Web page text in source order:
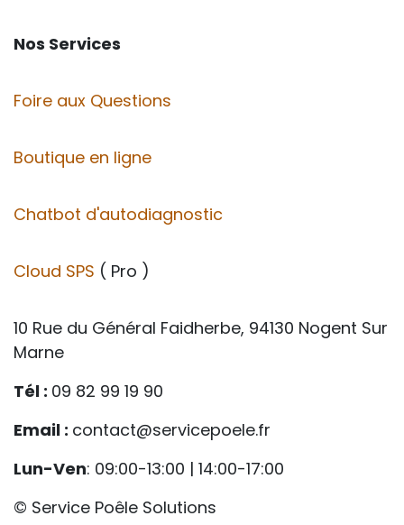
Nos Services
Foire aux Questions
Boutique en ligne
Chatbot d'autodiagnostic
Cloud SPS ( Pro )
10 Rue du Général Faidherbe, 94130 Nogent Sur
Marne
Tél : 09 82 99 19 90
Email : contact@servicepoele.fr
Lun-Ven: 09:00-13:00 | 14:00-17:00
© Service Poêle Solutions